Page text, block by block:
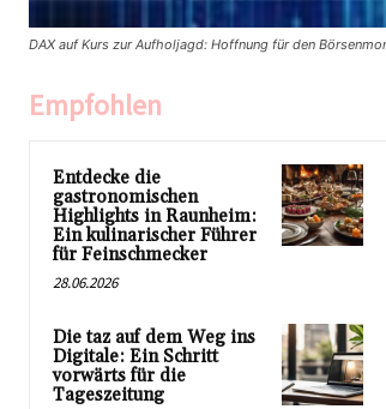
DAX auf Kurs zur Aufholjagd: Hoffnung für den
Empfohlen
Entdecke die
gastronomischen
Highlights in Raunheim:
Ein kulinarischer Führer
für Feinschmecker
28.06.2026
Die taz auf dem Weg ins
Digitale: Ein Schritt
vorwärts für die
Tageszeitung